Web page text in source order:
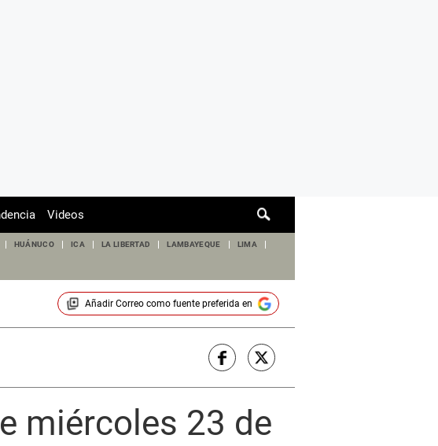
de
Videos
HUÁNUCO ICA LA LIBERTAD LAMBAYEQUE LIMA
Añadir Correocomo fuente preferida en
miércoles 23 de